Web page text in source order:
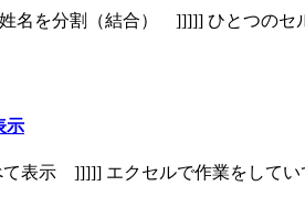
名を分割（結合） ]]]]] ひとつのセ
示
表示 ]]]]] エクセルで作業をしてい